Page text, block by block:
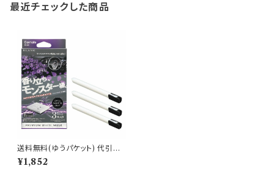
最近チェックした商品
送料無料(ゆうパケット) 代引不
可 ブラング AC-IN モンスター
フレグランス プレミアムホワイト
¥1,852